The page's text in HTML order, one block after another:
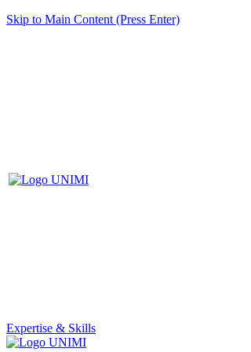
Skip to Main Content (Press Enter)
Expertise & Skills